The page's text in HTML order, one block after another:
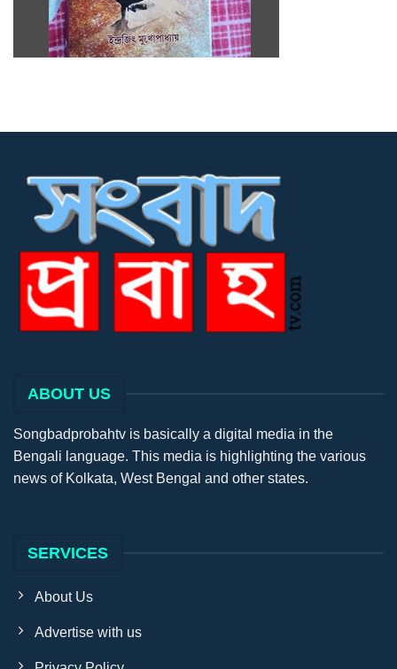
ABOUT US
Songbadprobahtv is basically a digital media in the
Bengali language. This media is highlighting the various
news of Kolkata, West Bengal and other states.
SERVICES
About Us
Advertise with us